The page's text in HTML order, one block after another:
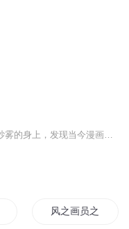
风之画员之风之子